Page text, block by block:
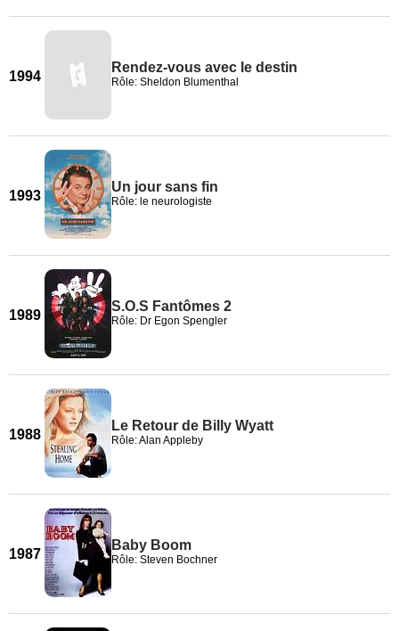
1994
Rendez-vous avec le destin
Rôle: Sheldon Blumenthal
1993
Un jour sans fin
Rôle: le neurologiste
1989
S.O.S Fantômes 2
Rôle: Dr Egon Spengler
1988
Le Retour de Billy Wyatt
Rôle: Alan Appleby
1987
Baby Boom
Rôle: Steven Bochner